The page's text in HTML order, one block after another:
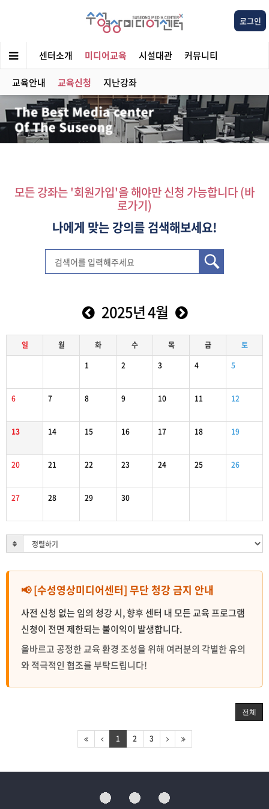
로그인
센터소개 미디어교육 시설대관 커뮤니티
교육안내 교육신청 지난강좌
모든 강좌는 '회원가입'을 해야만 신청 가능합니다 (바
로가기)
나에게 맞는 강의를 검색해보세요!
2025년 4월
일 월 화 수 목 금
토
1
2 3 4 5
6 7 8 9 10 11 12
13 14 15 16 17 18 19
20 21 22 23 24 25 26
27 28 29 30
📢 [수성영상미디어센터] 무단 청강 금지 안내
사전 신청 없는 임의 청강 시, 향후 센터 내 모든 교육 프로그램
신청이 전면 제한되는 불이익이 발생합니다.
올바르고 공정한 교육 환경 조성을 위해 여러분의 각별한 유의
와 적극적인 협조를 부탁드립니다!
전체
1 2 3